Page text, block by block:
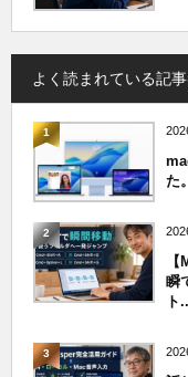
よく読まれている記
1
た
2
瞬
ト
3